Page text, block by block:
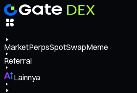
MarketPerpsSpotSwapMeme
Referral
Lainnya